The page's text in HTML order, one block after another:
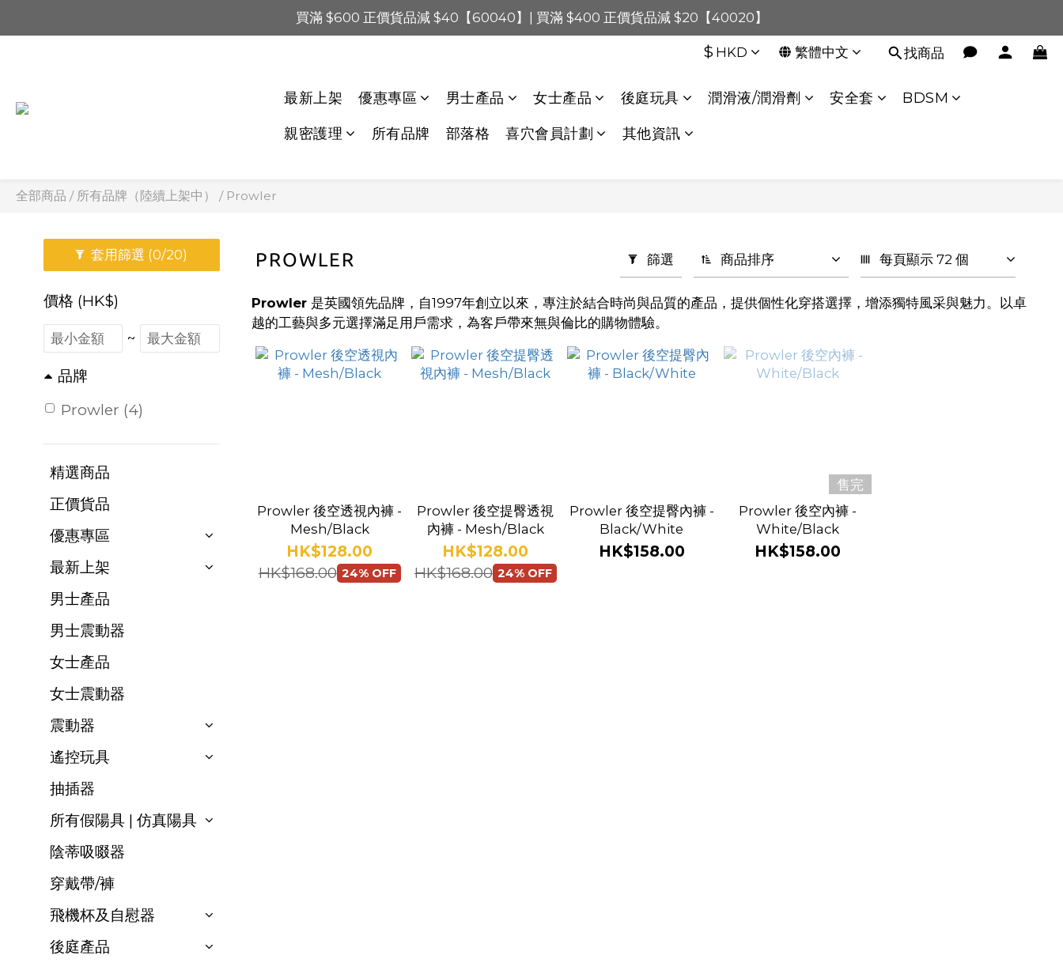
買滿 $1,200 正價貨品減 $120【1200120】| 買滿 $900 正價貨品減 $80！【90080】
買滿 $600 正價貨品減 $40【60040】| 買滿 $400 正價貨品減 $20【40020】
📢 系統維護通知 – SHOPLINE Payments FPS將於 2026 年 8 月 9 日（日）凌晨 01:00 至 11:00 暫停交易
$ HKD 繁體中文 找商品
最新上架 優惠專區 男士產品 女士產品 後庭玩具 潤滑液/潤滑劑 安全套 BDSM
親密護理 所有品牌 部落格 喜穴會員計劃 其他資訊
全部商品 / 所有品牌（陸續上架中） / Prowler
套用篩選 (0/20)
價格 (HK$)
~
品牌
Prowler (4)
精選商品
正價貨品
優惠專區
最新上架
男士產品
男士震動器
女士產品
女士震動器
震動器
遙控玩具
抽插器
所有假陽具 | 仿真陽具
陰蒂吸啜器
穿戴帶/褲
飛機杯及自慰器
後庭產品
PROWLER 篩選 商品排序 每頁顯示 72 個
Prowler 是英國領先品牌，自1997年創立以來，專注於結合時尚與品質的產品，提供個性化穿搭選擇，增添獨特風采與魅力。以卓
越的工藝與多元選擇滿足用戶需求，為客戶帶來無與倫比的購物體驗。
Prowler 後空透視內褲 -
Mesh/Black
HK$128.00
HK$168.00 24% OFF
Prowler 後空提臀透視
內褲 - Mesh/Black
HK$128.00
HK$168.00 24% OFF
Prowler 後空提臀內褲 -
Black/White
HK$158.00
售完
Prowler 後空內褲 -
White/Black
HK$158.00